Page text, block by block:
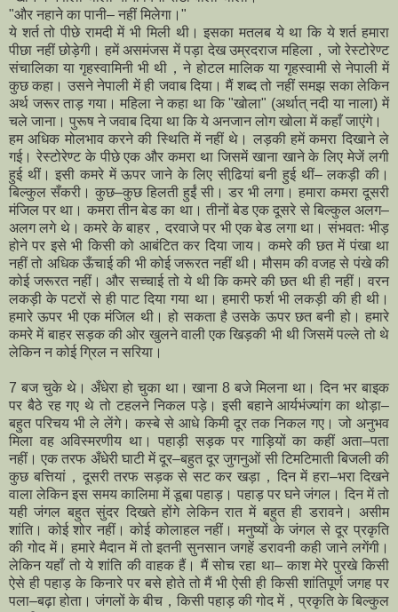
"और नहाने का पानी– नहीं मिलेगा।"
ये शर्त तो पीछे रामदी में भी मिली थी। इसका मतलब ये था कि ये शर्त हमारा
पीछा नहीं छोड़ेगी। हमें असमंजस में पड़ा देख उम्रदराज महिला，जो रेस्टोरेण्ट
संचालिका या गृहस्वामिनी भी थी，ने होटल मालिक या गृहस्वामी से नेपाली में
कुछ कहा। उसने नेपाली में ही जवाब दिया। मैं शब्द तो नहीं समझ सका लेकिन
अर्थ जरूर ताड़ गया। महिला ने कहा था कि "खोला" (अर्थात् नदी या नाला) में
चले जाना। पुरूष ने जवाब दिया था कि ये अनजान लोग खोला में कहाँ जाएंगे।
हम अधिक मोलभाव करने की स्थिति में नहीं थे। लड़की हमें कमरा दिखाने ले
गई। रेस्टोरेण्ट के पीछे एक और कमरा था जिसमें खाना खाने के लिए मेजें लगी
हुई थीं। इसी कमरे में ऊपर जाने के लिए सीढि़यां बनी हुई थीं– लकड़ी की।
बिल्कुल सँकरी। कुछ–कुछ हिलती हुईं सी। डर भी लगा। हमारा कमरा दूसरी
मंजिल पर था। कमरा तीन बेड का था। तीनों बेड एक दूसरे से बिल्कुल अलग–
अलग लगे थे। कमरे के बाहर，दरवाजे पर भी एक बेड लगा था। संभवतः भीड़
होने पर इसे भी किसी को आबंटित कर दिया जाय। कमरे की छत में पंखा था
नहीं तो अधिक ऊँचाई की भी कोई जरूरत नहीं थी। मौसम की वजह से पंखे की
कोई जरूरत नहीं। और सच्चाई तो ये थी कि कमरे की छत थी ही नहीं। वरन
लकड़ी के पटरों से ही पाट दिया गया था। हमारी फर्श भी लकड़ी की ही थी।
हमारे ऊपर भी एक मंजिल थी। हो सकता है उसके ऊपर छत बनी हो। हमारे
कमरे में बाहर सड़क की ओर खुलने वाली एक खिड़की भी थी जिसमें पल्ले तो थे
लेकिन न कोई ग्रिल न सरिया।
7 बज चुके थे। अँधेरा हो चुका था। खाना 8 बजे मिलना था। दिन भर बाइक
पर बैठे रह गए थे तो टहलने निकल पड़े। इसी बहाने आर्यभंज्यांग का थोड़ा–
बहुत परिचय भी ले लेंगे। कस्बे से आधे किमी दूर तक निकल गए। जो अनुभव
मिला वह अविस्मरणीय था। पहाड़ी सड़क पर गाड़ियों का कहीं अता–पता
नहीं। एक तरफ अँधेरी घाटी में दूर–बहुत दूर जुगनुओं सी टिमटिमाती बिजली की
कुछ बत्तियां，दूसरी तरफ सड़क से सट कर खड़ा，दिन में हरा–भरा दिखने
वाला लेकिन इस समय कालिमा में डूबा पहाड़। पहाड़ पर घने जंगल। दिन में तो
यही जंगल बहुत सुंदर दिखते होंगे लेकिन रात में बहुत ही डरावने। असीम
शांति। कोई शोर नहीं। कोई कोलाहल नहीं। मनुष्यों के जंगल से दूर प्रकृति
की गोद में। हमारे मैदान में तो इतनी सुनसान जगहें डरावनी कही जाने लगेंगी।
लेकिन यहाँ तो ये शांति की वाहक हैं। मैं सोच रहा था– काश मेरे पुरखे किसी
ऐसे ही पहाड़ के किनारे पर बसे होते तो मैं भी ऐसी ही किसी शांतिपूर्ण जगह पर
पला–बढ़ा होता। जंगलों के बीच，किसी पहाड़ की गोद में，प्रकृति के बिल्कुल